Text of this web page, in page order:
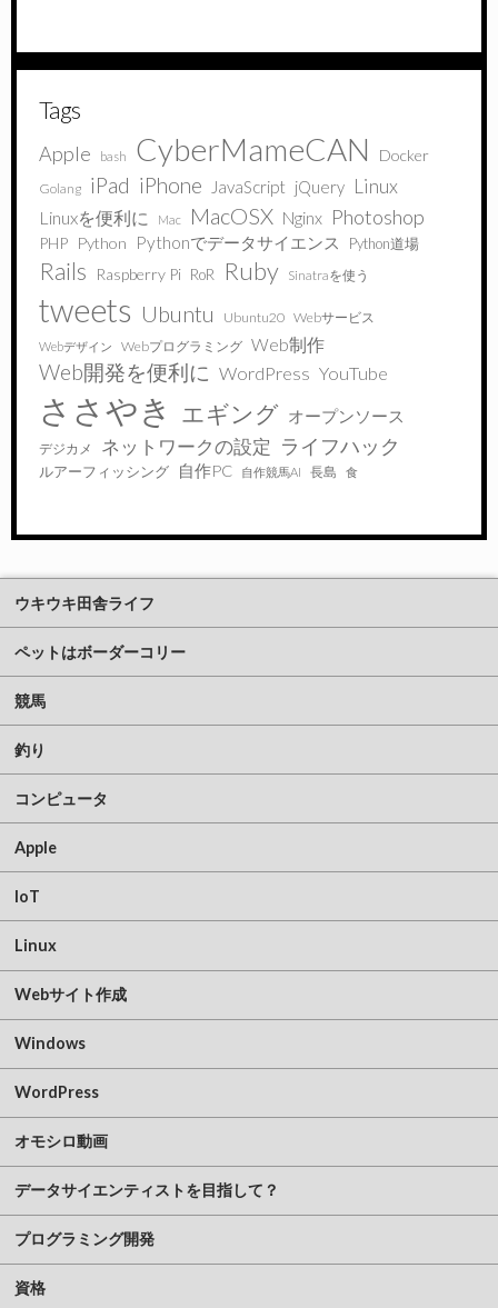
Tags
Apple bash CyberMameCAN Docker
Golang iPad iPhone JavaScript jQuery Linux
Linuxを便利に Mac MacOSX Nginx Photoshop
PHP Python Pythonでデータサイエンス Python道場
Rails Raspberry Pi RoR Ruby Sinatraを使う
tweets Ubuntu Ubuntu20 Webサービス
Webデザイン Webプログラミング Web制作
Web開発を便利に WordPress YouTube
ささやき エギング オープンソース
デジカメ ネットワークの設定 ライフハック
ルアーフィッシング 自作PC 自作競馬AI 長島 食
ウキウキ田舎ライフ
ペットはボーダーコリー
競馬
釣り
コンピュータ
Apple
IoT
Linux
Webサイト作成
Windows
WordPress
オモシロ動画
データサイエンティストを目指して？
プログラミング開発
資格